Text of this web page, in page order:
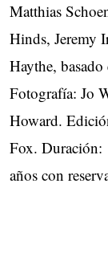
Matthias
Hinds, Jeremy
Haythe,
Fotografía: Jo
Howard.
Fox. Duración:
años con